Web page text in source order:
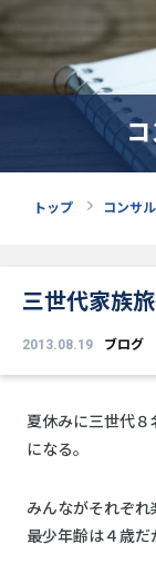
コ
トップ コンサ
三世代家族
2013.08.19 ブログ
夏休みに三世代
になる。
みんながそれぞれ
最少年齢は４歳だ